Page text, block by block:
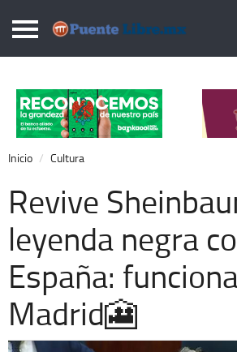
Puentelibre.mx
Local
Nacional
Opinión
Cronos
Economía
Espectáculos
Deportes
Extra +
Inicio Cultura
Revive
leyenda negra
España:
Madrid🎦